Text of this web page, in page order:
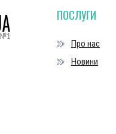
ПОСЛУГИ
Про нас
Новини